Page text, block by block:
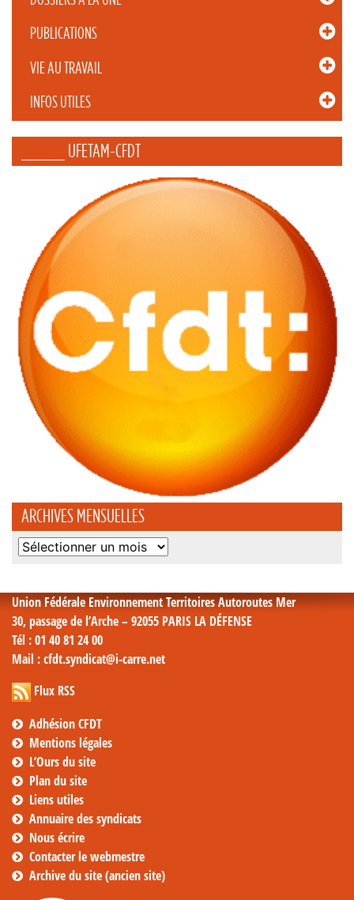
PUBLICATIONS
VIE AU TRAVAIL
INFOS UTILES
_____ UFETAM-CFDT
ARCHIVES MENSUELLES
Archives
Union Fédérale Environnement Territoires Autoroutes Mer
30, passage de l’Arche – 92055 PARIS LA DÉFENSE
Tél : 01 40 81 24 00
Mail : cfdt.syndicat@i-carre.net
Flux RSS
Adhésion CFDT
Mentions légales
L’Ours du site
Plan du site
Liens utiles
Annuaire des syndicats
Nous écrire
Contacter le webmestre
Archive du site (ancien site)